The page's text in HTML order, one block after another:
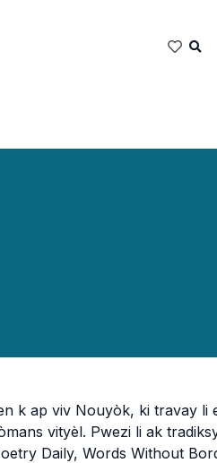
k ap viv Nouyòk, ki travay li
vityèl. Pwezi li ak
Daily, Words Without